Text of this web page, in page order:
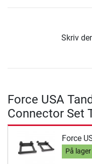
Skriv
Force USA
Connector Set
Force
På lager